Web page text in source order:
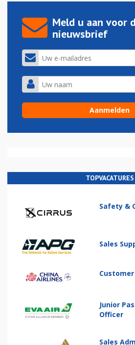
Meld u aan voor
nieuwsbrief
TOPVACATURES
Safety &
Sales
Customer
Junior
Officer
Sales